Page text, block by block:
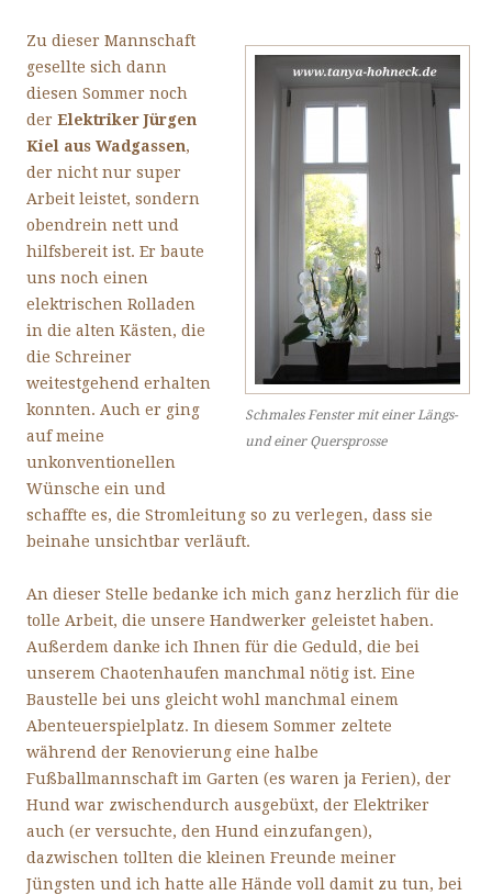
Schmales Fenster mit einer Längs-
und einer Quersprosse
Zu dieser Mannschaft
gesellte sich dann
diesen Sommer noch
der Elektriker Jürgen
Kiel aus Wadgassen,
der nicht nur super
Arbeit leistet, sondern
obendrein nett und
hilfsbereit ist. Er baute
uns noch einen
elektrischen Rolladen
in die alten Kästen, die
die Schreiner
weitestgehend erhalten
konnten. Auch er ging
auf meine
unkonventionellen
Wünsche ein und
schaffte es, die Stromleitung so zu verlegen, dass sie
beinahe unsichtbar verläuft.
An dieser Stelle bedanke ich mich ganz herzlich für die
tolle Arbeit, die unsere Handwerker geleistet haben.
Außerdem danke ich Ihnen für die Geduld, die bei
unserem Chaotenhaufen manchmal nötig ist. Eine
Baustelle bei uns gleicht wohl manchmal einem
Abenteuerspielplatz. In diesem Sommer zeltete
während der Renovierung eine halbe
Fußballmannschaft im Garten (es waren ja Ferien), der
Hund war zwischendurch ausgebüxt, der Elektriker
auch (er versuchte, den Hund einzufangen),
dazwischen tollten die kleinen Freunde meiner
Jüngsten und ich hatte alle Hände voll damit zu tun, bei